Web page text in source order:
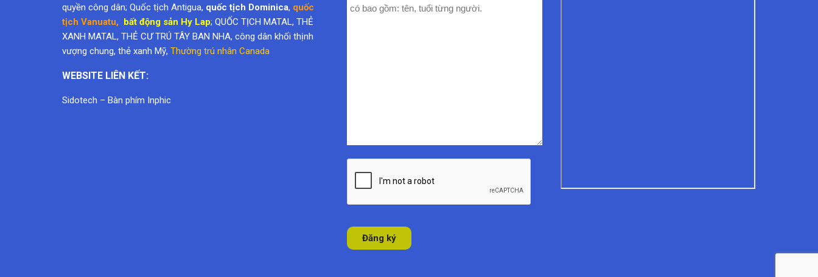
quyền công dân; Quốc tịch Antigua, quốc tịch Dominica, quốc
tịch Vanuatu, bất động sản Hy Lap; QUỐC TỊCH MATAL, THẺ
XANH MATAL, THẺ CƯ TRÚ TÂY BAN NHA, công dân khối thịnh
vượng chung, thẻ xanh Mỹ, Thường trú nhân Canada
WEBSITE LIÊN KẾT:
Sidotech – Bàn phím Inphic